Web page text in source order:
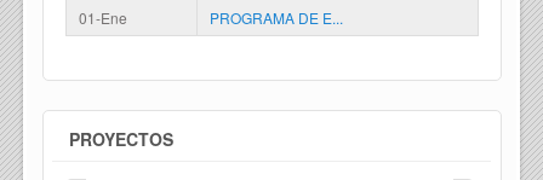
01-Ene
PROGRAMA DE E...
PROYECTOS